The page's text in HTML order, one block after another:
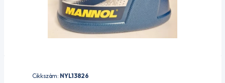
Cikkszám: NYL13826